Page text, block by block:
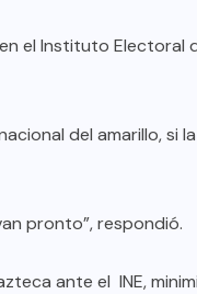
el Instituto
del amarillo, si
pronto”, respondió.
ante el INE,